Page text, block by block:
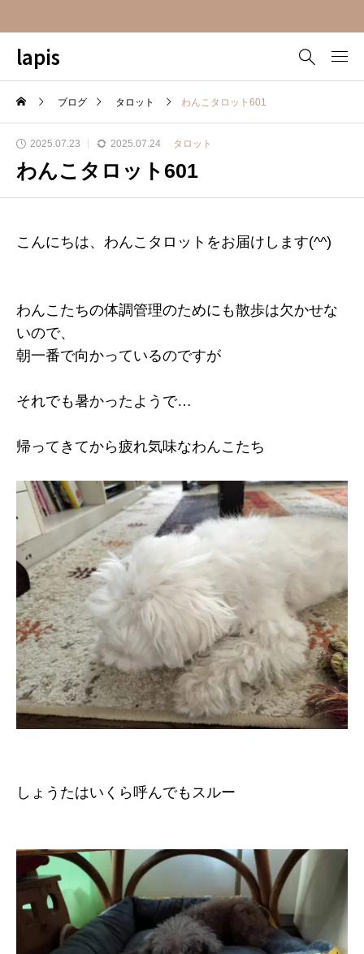
lapis
ブログ タロット わんこタロット601
2025.07.23 2025.07.24 タロット
わんこタロット601
こんにちは、わんこタロットをお届けします(^^)
わんこたちの体調管理のためにも散歩は欠かせな
いので、
朝一番で向かっているのですが
それでも暑かったようで…
帰ってきてから疲れ気味なわんこたち
しょうたはいくら呼んでもスルー